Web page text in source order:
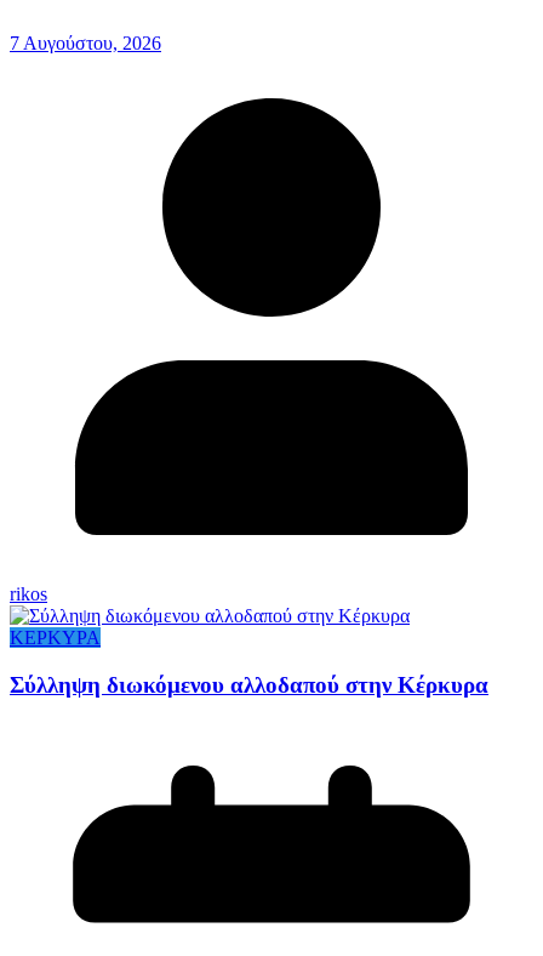
7 Αυγούστου, 2026
rikos
ΚΕΡΚΥΡΑ
Σύλληψη διωκόμενου αλλοδαπού στην Κέρκυρα